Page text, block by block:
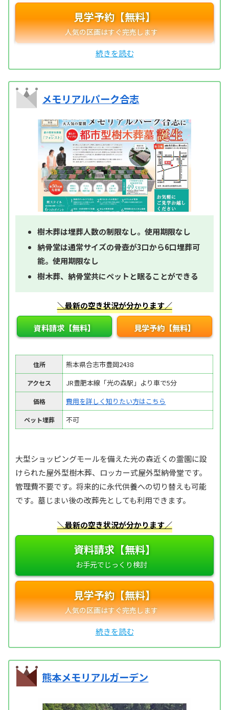
見学予約【無料】
メモリアルパーク合志
樹木葬は埋葬人数の制限なし。使用期限なし
納骨堂は通常サイズの骨壺が3口から6口埋葬可
能。使用期限なし
樹木葬、納骨堂共にペットと眠ることができる
＼最新の空き状況が分かります／
資料請求【無料】 見学予約【無料】
住所 熊本県合志市豊岡2438
アクセス JR豊肥本線「光の森駅」より車で5分
価格 費用を詳しく知りたい方はこちら
ペット埋葬 不可
大型ショッピングモールを備えた光の森近くの霊園に設
けられた屋外型樹木葬、ロッカー式屋外型納骨堂です。
管理費不要です。将来的に永代供養への切り替えも可能
です。墓じまい後の改葬先としても利用できます。
＼最新の空き状況が分かります／
資料請求【無料】
見学予約【無料】
熊本メモリアルガーデン